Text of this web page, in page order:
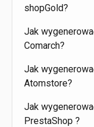
shopGold?
Jak
Comarch?
Jak
Atomstore?
Jak
PrestaShop ?